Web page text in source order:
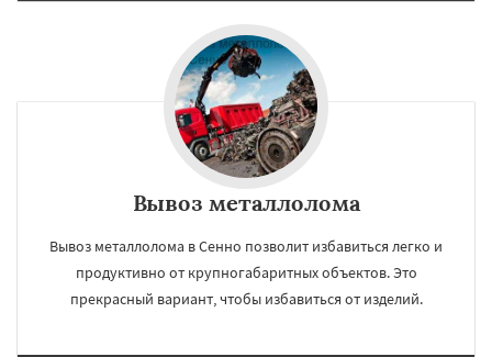
Вывоз металлолома
Вывоз металлолома в Сенно позволит избавиться легко и
продуктивно от крупногабаритных объектов. Это
прекрасный вариант, чтобы избавиться от изделий.